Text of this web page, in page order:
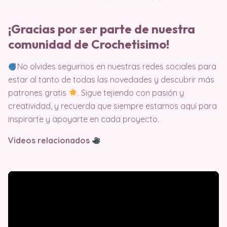
¡Gracias por ser parte de nuestra
comunidad de Crochetisimo!
No olvides seguirnos en nuestras redes sociales para
estar al tanto de todas las novedades y descubrir más
patrones gratis
. Sigue tejiendo con pasión y
creatividad, y recuerda que siempre estamos aquí para
inspirarte y apoyarte en cada proyecto.
Videos relacionados